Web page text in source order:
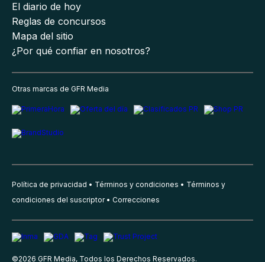
El diario de hoy
Reglas de concursos
Mapa del sitio
¿Por qué confiar en nosotros?
Otras marcas de GFR Media
Política de privacidad Términos y condiciones
Términos y
condiciones del suscriptor
Correcciones
©2026 GFR Media, Todos los Derechos Reservados.